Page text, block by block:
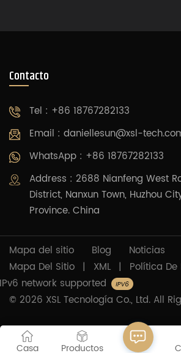
Contacto
Tel : +86 18767282133
Email : daniellesun@xsl-
WhatsApp : +86 18767282133
Address : 2688 Nianfeng West
District, Nanxun Town, Huzhou
Province. China
Mapa del sitio Blog
Noticias
Mapa Del Sitio | XML | Política
IPv6 network supported
© 2026 XSL Tecnología Co., Ltd. All
Casa Productos